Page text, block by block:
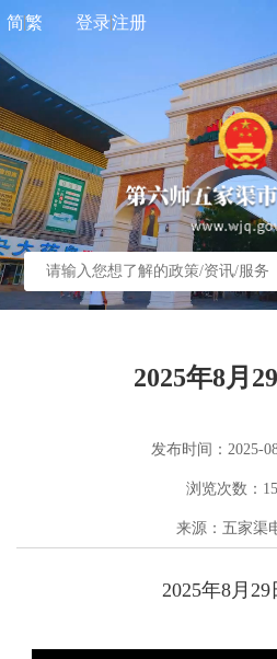
简繁 登录注册
2025年8月
发布时间：2025-
浏览次数：
来源：五家渠
2025年8月